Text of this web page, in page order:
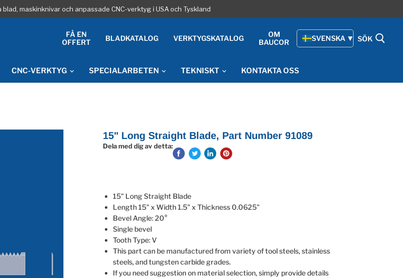
maskinknivar och anpassade CNC-verktyg i USA och Tyskland
FÅ EN
OFFERT
BLADKATALOG VERKTYGSKATALOG
OM
BAUCOR
SVENSKA SÖK
CNC-VERKTYG SPECIALARBETEN TEKNISKT KONTAKTA OSS
15" Long Straight Blade, Part Number 91089
Dela med dig av detta:
15" Long Straight Blade
Length 15" x Width 1.5" x Thickness 0.0625"
Bevel Angle: 20°
Single bevel
Tooth Type: V
This part can be manufactured from variety of tool steels, stainless
steels, and tungsten carbide grades.
If you need suggestion on material selection, simply provide details